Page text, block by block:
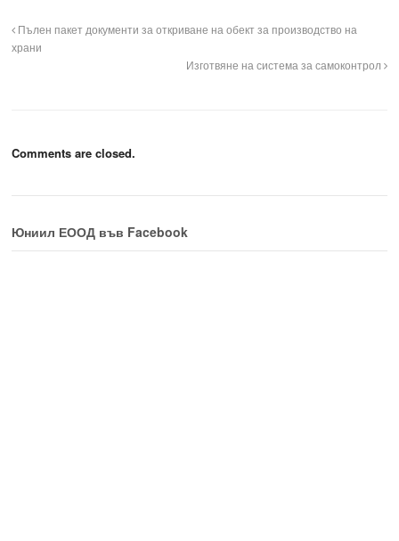
Пълен пакет документи за откриване на обект за производство на
храни
Изготвяне на система за самоконтрол
Comments are closed.
Юниил ЕООД във Facebook